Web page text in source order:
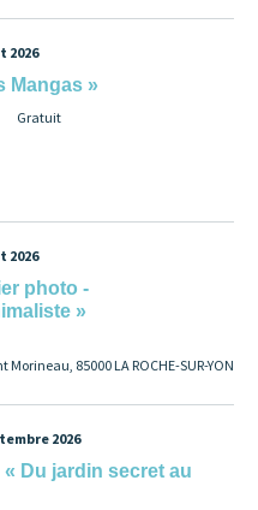
2026
Mangas »
Gratuit
2026
photo -
»
85000 LA ROCHE-SUR-YON
2026
Du jardin secret au